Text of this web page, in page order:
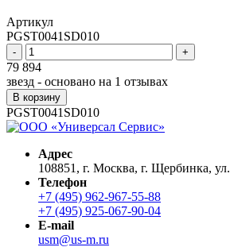
Артикул
PGST0041SD010
- +
79 894
звезд - основано на 1 отзывах
В корзину
PGST0041SD010
Адрес
108851, г. Москва, г. Щербинка,
Телефон
+7 (495) 962-967-55-88
+7 (495) 925-067-90-04
E-mail
usm@us-m.ru